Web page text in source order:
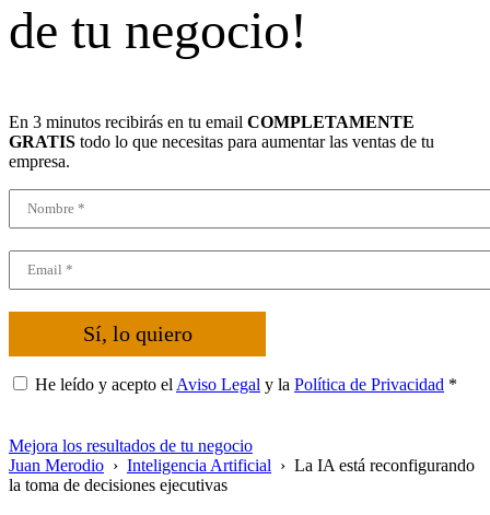
de tu negocio!
En 3 minutos recibirás en tu email COMPLETAMENTE
GRATIS todo lo que necesitas para aumentar las ventas de tu
empresa.
Sí, lo quiero
He leído y acepto el Aviso Legal y la Política de Privacidad *
Mejora los resultados de tu negocio
Juan Merodio › Inteligencia Artificial › La IA está reconfigurando
la toma de decisiones ejecutivas